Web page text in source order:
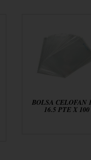
BOLSA CELOFAN
16.5 PTE X 100